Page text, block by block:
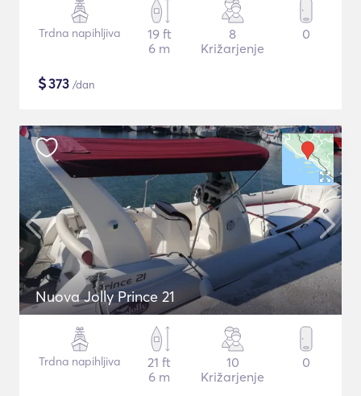
Trdna napihljiva
19 ft
6 m
8
Križarjenje
0
$373 /dan
Nuova Jolly Prince 21
Trdna napihljiva
21 ft
6 m
10
Križarjenje
0